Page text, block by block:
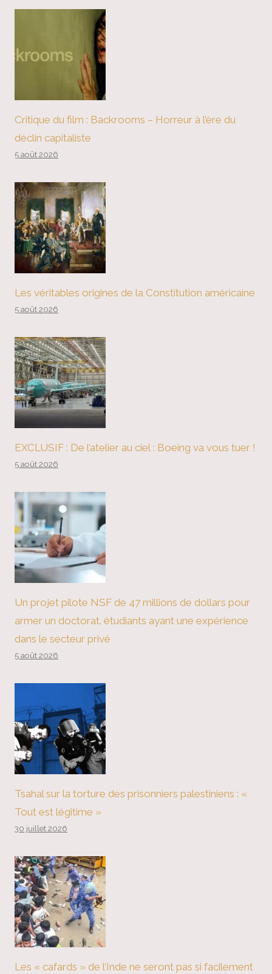
Critique du film : Backrooms – Horreur à l’ère du
déclin capitaliste
5 août 2026
Les véritables origines de la Constitution américaine
5 août 2026
EXCLUSIF : De l’atelier au ciel : Boeing va vous tuer !
5 août 2026
Un projet pilote NSF de 47 millions de dollars pour
armer un doctorat. étudiants ayant une expérience
dans le secteur privé
5 août 2026
Tsahal sur la torture des prisonniers palestiniens : «
Tout est légitime »
30 juillet 2026
Les « cafards » de l’Inde ne seront pas si facilement